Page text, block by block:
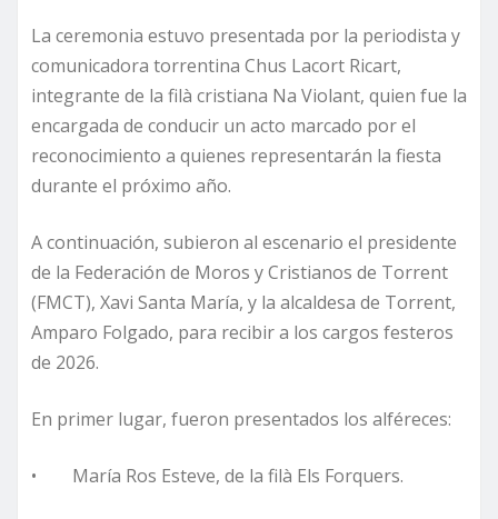
La ceremonia estuvo presentada por la periodista y
comunicadora torrentina Chus Lacort Ricart,
integrante de la filà cristiana Na Violant, quien fue la
encargada de conducir un acto marcado por el
reconocimiento a quienes representarán la fiesta
durante el próximo año.
A continuación, subieron al escenario el presidente
de la Federación de Moros y Cristianos de Torrent
(FMCT), Xavi Santa María, y la alcaldesa de Torrent,
Amparo Folgado, para recibir a los cargos festeros
de 2026.
En primer lugar, fueron presentados los alféreces:
• María Ros Esteve, de la filà Els Forquers.